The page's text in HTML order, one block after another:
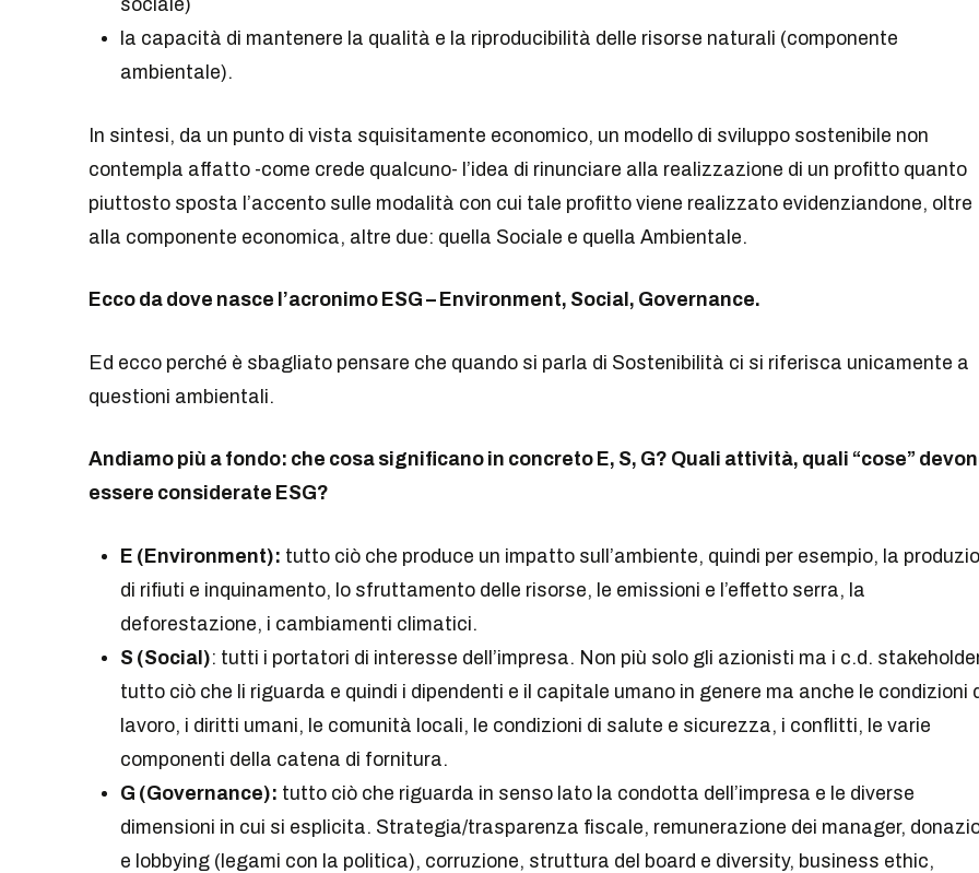
sociale)
la capacità di mantenere la qualità e la riproducibilità delle risorse naturali (componente
ambientale).
In sintesi, da un punto di vista squisitamente economico, un modello di sviluppo sostenibile non
contempla affatto -come crede qualcuno- l’idea di rinunciare alla realizzazione di un profitto quanto
piuttosto sposta l’accento sulle modalità con cui tale profitto viene realizzato evidenziandone, oltre
alla componente economica, altre due: quella Sociale e quella Ambientale.
Ecco da dove nasce l’acronimo ESG – Environment, Social, Governance.
Ed ecco perché è sbagliato pensare che quando si parla di Sostenibilità ci si riferisca unicamente a
questioni ambientali.
Andiamo più a fondo: che cosa significano in concreto E, S, G? Quali attività, quali “cose”
essere considerate ESG?
E (Environment): tutto ciò che produce un impatto sull’ambiente, quindi per esempio, la
di rifiuti e inquinamento, lo sfruttamento delle risorse, le emissioni e l’effetto serra, la
deforestazione, i cambiamenti climatici.
S (Social): tutti i portatori di interesse dell’impresa. Non più solo gli azionisti ma i c.d.
tutto ciò che li riguarda e quindi i dipendenti e il capitale umano in genere ma anche le condizioni
lavoro, i diritti umani, le comunità locali, le condizioni di salute e sicurezza, i conflitti, le varie
componenti della catena di fornitura.
G (Governance): tutto ciò che riguarda in senso lato la condotta dell’impresa e le diverse
dimensioni in cui si esplicita. Strategia/trasparenza fiscale, remunerazione dei manager,
e lobbying (legami con la politica), corruzione, struttura del board e diversity, business ethic,